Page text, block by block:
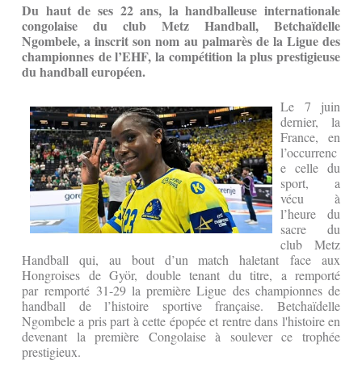
Du haut de ses 22 ans, la handballeuse internationale
congolaise du club Metz Handball, Betchaïdelle
Ngombele, a inscrit son nom au palmarès de la Ligue des
championnes de l’EHF, la compétition la plus prestigieuse
du handball européen.
Le 7 juin
dernier, la
France, en
l’occurrenc
e celle du
sport, a
vécu à
l’heure du
sacre du
club Metz
Handball qui, au bout d’un match haletant face aux
Hongroises de Györ, double tenant du titre, a remporté
par remporté 31-29 la première Ligue des championnes de
handball de l’histoire sportive française. Betchaïdelle
Ngombele a pris part à cette épopée et rentre dans l'histoire en
devenant la première Congolaise à soulever ce trophée
prestigieux.